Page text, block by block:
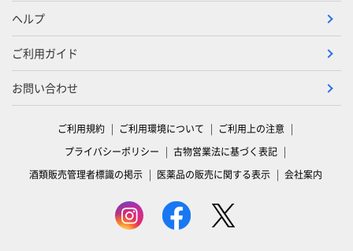
ヘルプ
ご利用ガイド
お問い合わせ
ご利用規約 ご利用環境について
ご利用上の注意
プライバシーポリシー
古物営業法に基づく表記
酒類販売管理者標識の掲示
医薬品の販売に関する表示 会社案内